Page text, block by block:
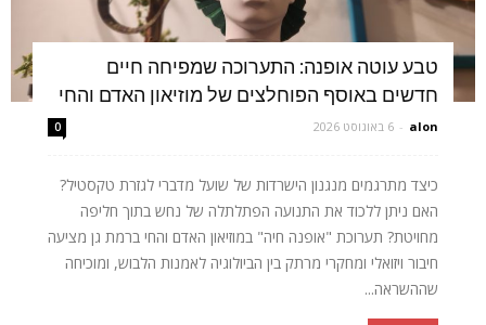
טבע עוטה אופנה: התערוכה שמפיחה חיים
חדשים באוסף הפוחלצים של מוזיאון האדם והחי
alon
- 6 באוגוסט 2026 0
כיצד מתרגמים מנגנון הישרדות של שועל מדברי לגזרת טקסטיל?
האם ניתן ללכוד את התנועה הפתלתלה של נחש בתוך חליפה
מחויטת? תערוכת "אופנה חיה" במוזיאון האדם והחי ברמת גן מציעה
חיבור ויזואלי ומחקרי מרתק בין הביולוגיה לאמנות הלבוש, ומוכיחה
שההשראה...